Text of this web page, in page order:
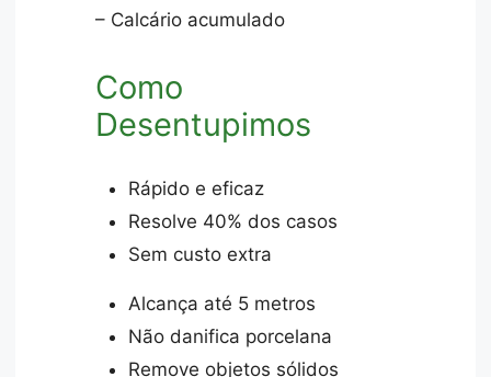
– Calcário acumulado
Como
Desentupimos
Rápido e eficaz
Resolve 40% dos casos
Sem custo extra
Alcança até 5 metros
Não danifica porcelana
Remove objetos sólidos